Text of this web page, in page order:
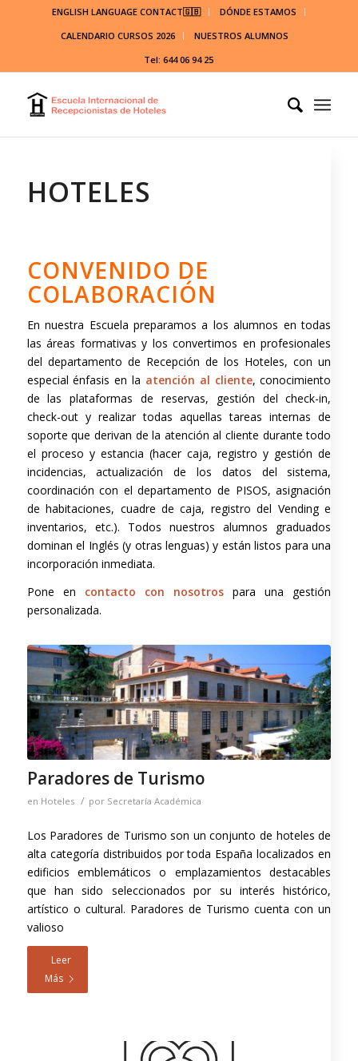
ENGLISH LANGUAGE CONTACT🇬🇧
DÓNDE ESTAMOS
CALENDARIO CURSOS 2026
NUESTROS ALUMNOS
Tel: 644 06 94 25
HOTELES
CONVENIDO DE
COLABORACIÓN
En nuestra Escuela preparamos a los alumnos en todas
las áreas formativas y los convertimos en profesionales
del departamento de Recepción de los Hoteles, con un
especial énfasis en la atención al cliente, conocimiento
de las plataformas de reservas, gestión del check-in,
check-out y realizar todas aquellas tareas internas de
soporte que derivan de la atención al cliente durante todo
el proceso y estancia (hacer caja, registro y gestión de
incidencias, actualización de los datos del sistema,
coordinación con el departamento de PISOS, asignación
de habitaciones, cuadre de caja, registro del Vending e
inventarios, etc.). Todos nuestros alumnos graduados
dominan el Inglés (y otras lenguas) y están listos para una
incorporación inmediata.
Pone en contacto con nosotros para una gestión
personalizada.
Paradores de Turismo
en Hoteles / por Secretaría Académica
Los Paradores de Turismo son un conjunto de hoteles de
alta categoría distribuidos por toda España localizados en
edificios emblemáticos o emplazamientos destacables
que han sido seleccionados por su interés histórico,
artístico o cultural.​ Paradores de Turismo cuenta con un
valioso
Leer
Más